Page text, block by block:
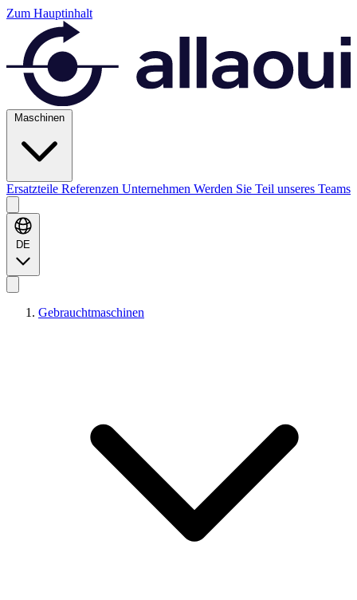
Zum Hauptinhalt
Maschinen
Ersatzteile Referenzen Unternehmen Werden Sie Teil unseres Teams
DE
Gebrauchtmaschinen